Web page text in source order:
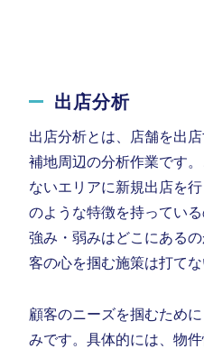
出店分析
出店分析とは、店舗を出
補地周辺の分析作業です
ないエリアに新規出店を
のような特徴を持ってい
強み・弱みはどこにある
客の心を掴む施策は打てな
顧客のニーズを掴むため
みです。具体的には、物